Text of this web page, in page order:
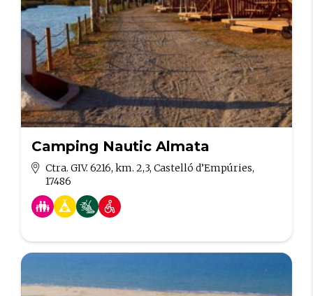
Camping Nautic Almata
Ctra. GIV. 6216, km. 2,3, Castelló d’Empúries,
17486